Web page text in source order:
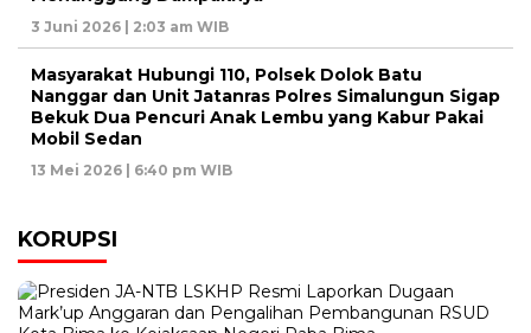
3 Juni 2026 | 2:03 am WIB
Masyarakat Hubungi 110, Polsek Dolok Batu
Nanggar dan Unit Jatanras Polres Simalungun Sigap
Bekuk Dua Pencuri Anak Lembu yang Kabur Pakai
Mobil Sedan
13 Mei 2026 | 6:40 pm WIB
KORUPSI